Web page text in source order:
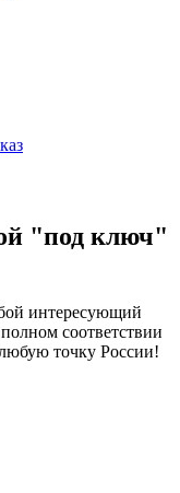
"под ключ"
интересующий
соответствии
точку России!